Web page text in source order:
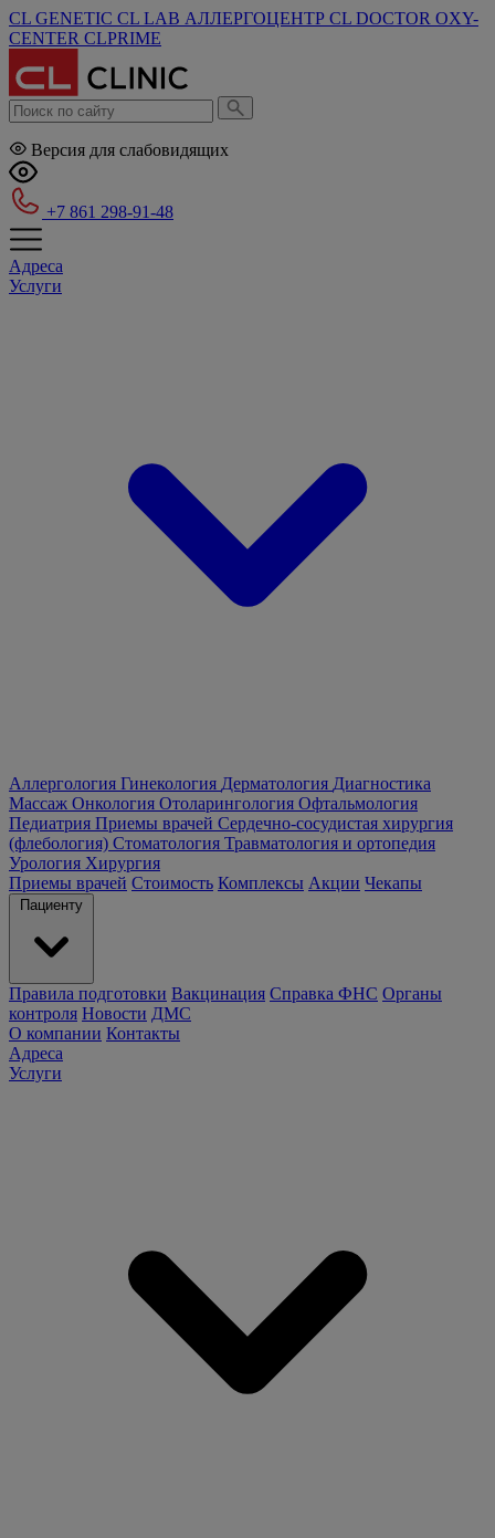
CL GENETIC CL LAB АЛЛЕРГОЦЕНТР CL DOCTOR OXY-
CENTER CLPRIME
Версия для слабовидящих
+7 861 298-91-48
Адреса
Услуги
Аллергология Гинекология Дерматология Диагностика
Массаж Онкология Отоларингология Офтальмология
Педиатрия Приемы врачей Сердечно-сосудистая хирургия
(флебология) Стоматология Травматология и ортопедия
Урология Хирургия
Приемы врачей Стоимость Комплексы Акции Чекапы
Пациенту
Правила подготовки Вакцинация Справка ФНС Органы
контроля Новости ДМС
О компании Контакты
Адреса
Услуги